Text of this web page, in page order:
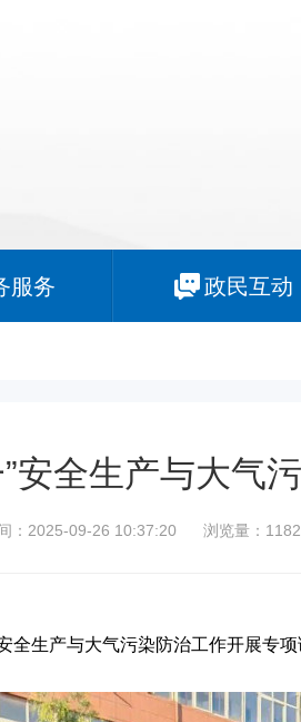
服务 政民互动
安全生产与大气
：2025-09-26 10:37:20 浏览量：
生产与大气污染防治工作开展专项